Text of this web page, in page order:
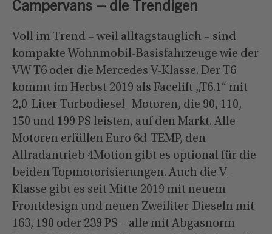
Campervans – die Trendigen
Voll im Trend – weil alltagstauglich – sind
kompakte Wohnmobil-Basisfahrzeuge wie der
VW T6 oder die Mercedes V-Klasse. Der T6
kommt im Herbst 2019 als Facelift „T6.1“ mit
2,0-Liter-Turbodiesel- Motoren, die 90, 110,
150 und 199 PS leisten, auf den Markt. Alle
Motoren erfüllen Euro 6d-TEMP, den
Allradantrieb 4Motion gibt es optional für die
beiden Topmotorisierungen. Auch die V-
Klasse gibt es seit Mitte 2019 mit neuem
Frontdesign und neuen Zweiliter-Dieseln mit
163, 190 oder 239 PS – alle mit Abgasnorm